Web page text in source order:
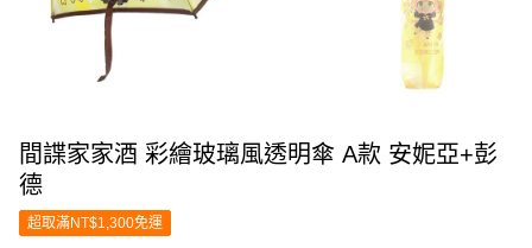
間諜家家酒 彩繪玻璃風透明傘 A款 安妮亞+彭
德
超取滿NT$1,300免運